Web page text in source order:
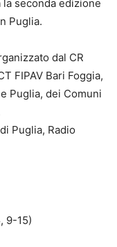
seconda edizione
Puglia.
dal CR
FIPAV Bari Foggia,
Puglia, dei Comuni
Puglia, Radio
9-15)